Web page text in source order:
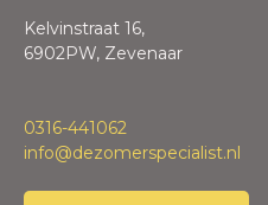
Kelvinstraat 16,
6902PW, Zevenaar
0316-441062
info@dezomerspecialist.nl